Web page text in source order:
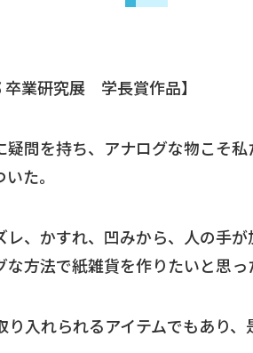
卒業研究展 学長賞作品】
問を持ち、アナログな物こそ
た。
、かすれ、凹みから、人の手
方法で紙雑貨を作りたいと思っ
入れられるアイテムでもあり